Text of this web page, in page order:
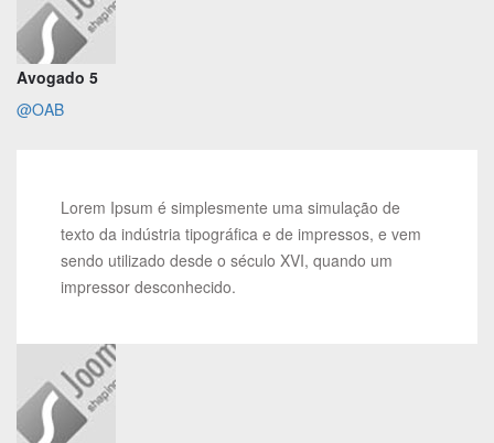
Avogado 5
@OAB
Lorem Ipsum é simplesmente uma simulação de
texto da indústria tipográfica e de impressos, e vem
sendo utilizado desde o século XVI, quando um
impressor desconhecido.